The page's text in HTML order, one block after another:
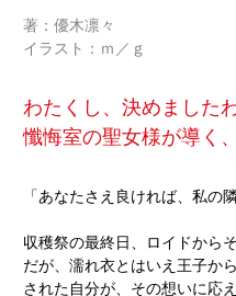
著：優木凛々
イラスト：ｍ／ｇ
わたくし、決めました
懺悔室の聖女様が導く
「あなたさえ良ければ、私の
収穫祭の最終日、ロイドから
だが、濡れ衣とはいえ王子か
された自分が、その想いに応